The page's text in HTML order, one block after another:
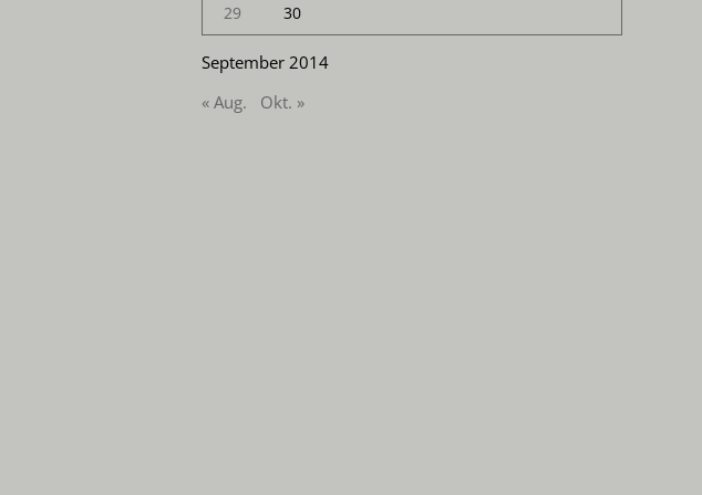
September 2014
29 30
« Aug. Okt. »